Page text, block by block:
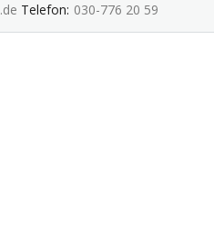
Telefon: 030-776 20 59